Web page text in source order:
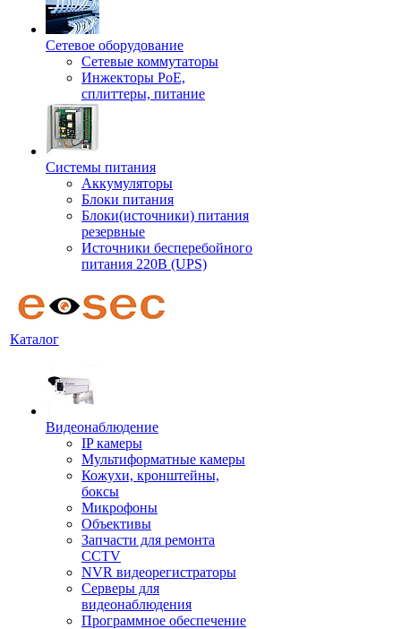
Сетевое оборудование
Сетевые коммутаторы
Инжекторы РоЕ,
сплиттеры, питание
Системы питания
Аккумуляторы
Блоки питания
Блоки(источники) питания
резервные
Источники бесперебойного
питания 220В (UPS)
Каталог
Видеонаблюдение
IP камеры
Мультиформатные камеры
Кожухи, кронштейны,
боксы
Микрофоны
Объективы
Запчасти для ремонта
CCTV
NVR видеорегистраторы
Серверы для
видеонаблюдения
Программное обеспечение